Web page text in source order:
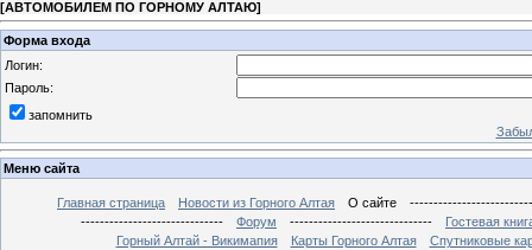
[АВТОМОБИЛЕМ ПО ГОРНОМУ АЛТАЮ]
Форма входа
Логин:
Пароль:
запомнить
Меню сайта
Главная страница Новости из Горного Алтая О сайте
------------------------------
Форум ------------------------------
Гостевая
Горный Алтай - Викимапия
Карты Горного Алтая Спутниковые